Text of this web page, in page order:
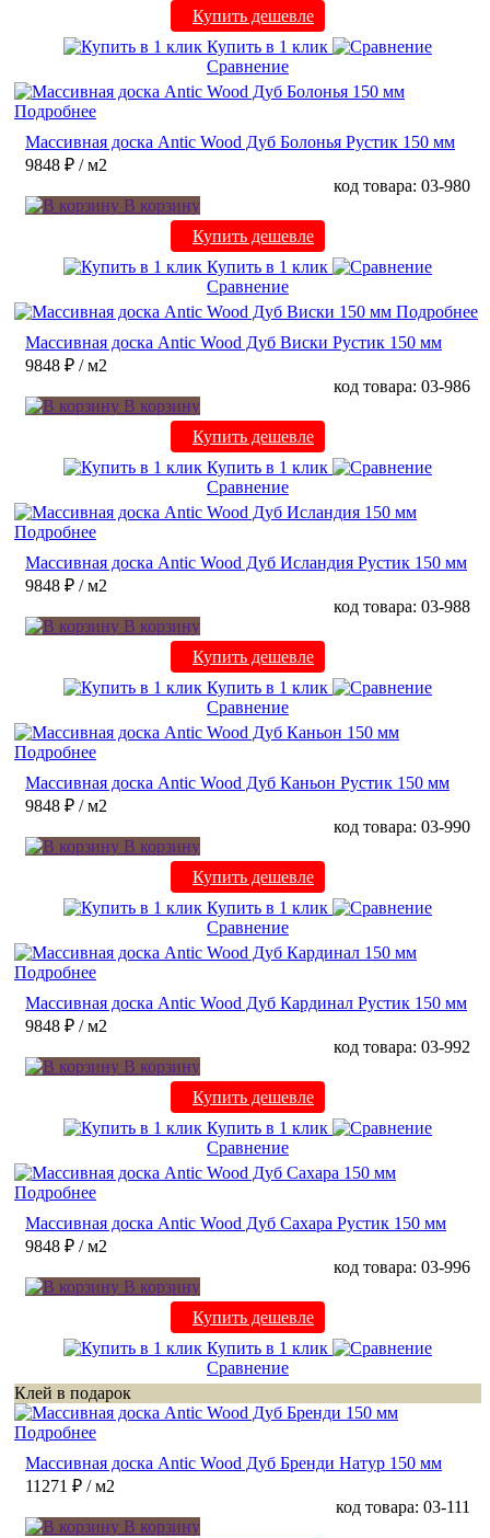
Купить дешевле
Купить в 1 клик
Сравнение
Подробнее
Массивная доска Antic Wood Дуб Болонья Рустик 150 мм
9848 ₽ / м2
код товара: 03-980
В корзину
Купить дешевле
Купить в 1 клик
Сравнение
Подробнее
Массивная доска Antic Wood Дуб Виски Рустик 150 мм
9848 ₽ / м2
код товара: 03-986
В корзину
Купить дешевле
Купить в 1 клик
Сравнение
Подробнее
Массивная доска Antic Wood Дуб Исландия Рустик 150 мм
9848 ₽ / м2
код товара: 03-988
В корзину
Купить дешевле
Купить в 1 клик
Сравнение
Подробнее
Массивная доска Antic Wood Дуб Каньон Рустик 150 мм
9848 ₽ / м2
код товара: 03-990
В корзину
Купить дешевле
Купить в 1 клик
Сравнение
Подробнее
Массивная доска Antic Wood Дуб Кардинал Рустик 150 мм
9848 ₽ / м2
код товара: 03-992
В корзину
Купить дешевле
Купить в 1 клик
Сравнение
Подробнее
Массивная доска Antic Wood Дуб Сахара Рустик 150 мм
9848 ₽ / м2
код товара: 03-996
В корзину
Купить дешевле
Купить в 1 клик
Сравнение
Клей в подарок
Подробнее
Массивная доска Antic Wood Дуб Бренди Натур 150 мм
11271 ₽ / м2
код товара: 03-111
В корзину